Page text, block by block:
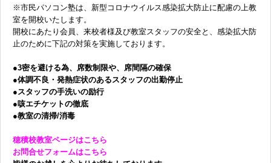
※市民パソコン塾は、新型コロナウイルス感染拡大防止に配慮の上教
室を開校いたします。
開校にあたり会員、来校者様及び教室スタッフの安全と、感染拡大防
止のために下記の対策を実施しております。
●3密を避ける為、席数制限や、席間隔の確保
●体調不良・発熱症状のあるスタッフの出勤停止
●スタッフの手洗いの励行
●咳エチケットの徹底
●教室の清掃/消毒
穂積校教室ページはこちら
お問合せフォームはこちら